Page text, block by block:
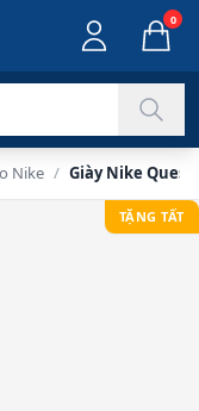
0
Nike / Giày Nike Quest
TẶNG TẤT